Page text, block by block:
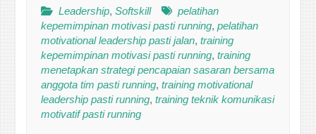
Leadership,Softskill
pelatihan
kepemimpinan motivasi pasti running,pelatihan
motivational leadership pasti jalan,training
kepemimpinan motivasi pasti running,training
menetapkan strategi pencapaian sasaran bersama
anggota tim pasti running,training motivational
leadership pasti running,training teknik komunikasi
motivatif pasti running